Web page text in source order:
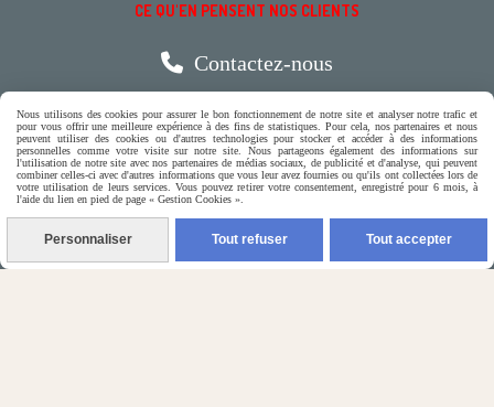
CE QU'EN PENSENT NOS CLIENTS
 Contactez-nous
N'hésitez pas à contacter Monique
par téléphone
0618321265
ou par message
Nous utilisons des cookies pour assurer le bon fonctionnement de notre site et analyser notre trafic et
pour vous offrir une meilleure expérience à des fins de statistiques. Pour cela, nos partenaires et nous
peuvent utiliser des cookies ou d'autres technologies pour stocker et accéder à des informations
personnelles comme votre visite sur notre site. Nous partageons également des informations sur
l'utilisation de notre site avec nos partenaires de médias sociaux, de publicité et d'analyse, qui peuvent
combiner celles-ci avec d'autres informations que vous leur avez fournies ou qu'ils ont collectées lors de
votre utilisation de leurs services. Vous pouvez retirer votre consentement, enregistré pour 6 mois, à
l'aide du lien en pied de page « Gestion Cookies ».
Personnaliser Tout refuser Tout accepter